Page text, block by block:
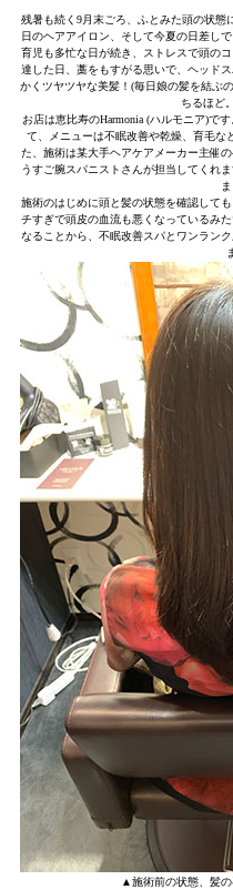
残暑も続く9月末ごろ、ふとみた頭の状態
日のヘアアイロン、そして今夏の日差し
育児も多忙な日が続き、ストレスで頭の
達した日、藁をもすがる思いで、ヘッド
かくツヤツヤな美髪！(毎日娘の髪を結ぶ
ちるほど
お店は恵比寿のHarmonia (ハルモニア)で
て、メニューは不眠改善や乾燥、育毛な
た、施術は某大手ヘアケアメーカー主催
うすご腕スパニストさんが担当してくれ
施術のはじめに頭と髪の状態を確認して
チすぎで頭皮の血流も悪くなっているみ
なることから、不眠改善スパとワンラン
▲施術前の状態、髪の